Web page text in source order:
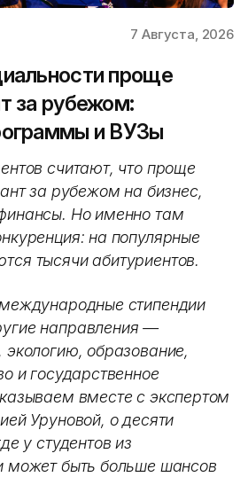
7 Августа, 2026
проще
за рубежом:
и ВУЗы
считают, что проще
за рубежом на бизнес,
Но именно там
на популярные
тысячи абитуриентов.
стипендии
направления —
образование,
и государственное
вместе с экспертом
Уруновой, о десяти
у студентов из
может быть больше шансов